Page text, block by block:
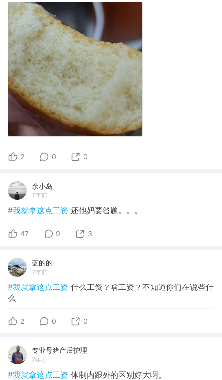
2 0 0
余小岛
7年前
#我就拿这点工资 还他妈要答题。。。
47 9 3
蓝的的
7年前
#我就拿这点工资 什么工资？啥工资？不知道你们在说些什
么
2 0 0
专业母猪产后护理
7年前
#我就拿这点工资 体制内跟外的区别好大啊。